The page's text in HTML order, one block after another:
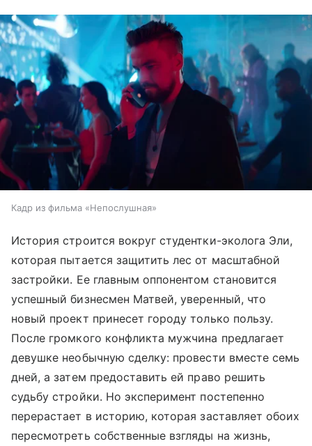
Кадр из фильма «Непослушная»
История строится вокруг студентки-эколога Эли,
которая пытается защитить лес от масштабной
застройки. Ее главным оппонентом становится
успешный бизнесмен Матвей, уверенный, что
новый проект принесет городу только пользу.
После громкого конфликта мужчина предлагает
девушке необычную сделку: провести вместе семь
дней, а затем предоставить ей право решить
судьбу стройки. Но эксперимент постепенно
перерастает в историю, которая заставляет обоих
пересмотреть собственные взгляды на жизнь,